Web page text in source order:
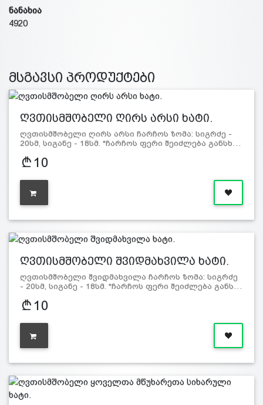
ნანახია
4920
მსგავსი პროდუქტები
ღვთისმშობელი ღირს არსი ხატი.
ღვთისმშობელი ღირს არსი ჩარჩოს ზომა: სიგრძე -
20სმ, სიგანე - 18სმ. *ჩარჩოს ფერი შეიძლება განსხ…
10
ღვთისმშობელი შვიდმახვილა ხატი.
ღვთისმშობელი შვიდმახვილა ჩარჩოს ზომა: სიგრძე
- 20სმ, სიგანე - 18სმ. *ჩარჩოს ფერი შეიძლება განს…
10